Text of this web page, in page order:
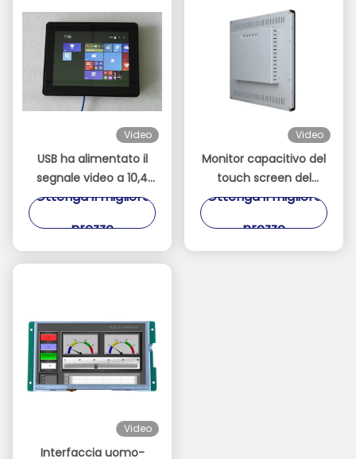
Video
USB ha alimentato il
segnale video a 10,4
pollici di sostegno di
pagina aperta
Ottenga il migliore
prezzo
Video
Monitor capacitivo del
touch screen del
monitor LCD a 15 pollici
Ottenga il migliore
prezzo
Video
Interfaccia uomo-